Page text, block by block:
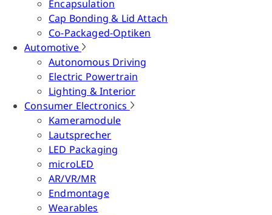
Encapsulation
Cap Bonding & Lid Attach
Co-Packaged-Optiken
Automotive
Autonomous Driving
Electric Powertrain
Lighting & Interior
Consumer Electronics
Kameramodule
Lautsprecher
LED Packaging
microLED
AR/VR/MR
Endmontage
Wearables